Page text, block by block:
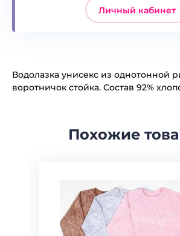
Личный кабинет
Водолазка унисекс из однотонной
воротничок стойка. Состав 92%
Похожие